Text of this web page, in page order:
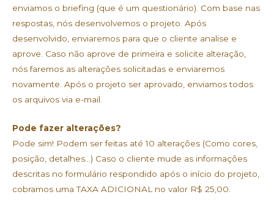
enviamos o briefing (que é um questionário). Com base nas
respostas, nós desenvolvemos o projeto. Após
desenvolvido, enviaremos para que o cliente analise e
aprove. Caso não aprove de primeira e solicite alteração,
nós faremos as alterações solicitadas e enviaremos
novamente. Após o projeto ser aprovado, enviamos todos
os arquivos via e-mail.
Pode fazer alterações?
Pode sim! Podem ser feitas até 10 alterações (Como cores,
posição, detalhes…) Caso o cliente mude as informações
descritas no formulário respondido após o início do projeto,
cobramos uma TAXA ADICIONAL no valor R$ 25,00.